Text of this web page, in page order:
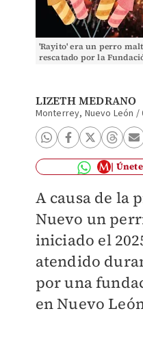
'Rayito' era un perro
rescatado por la
LIZETH MEDRANO
Monterrey, Nuevo León /
A causa de la
Nuevo un
iniciado el
atendido
por una
en Nuevo